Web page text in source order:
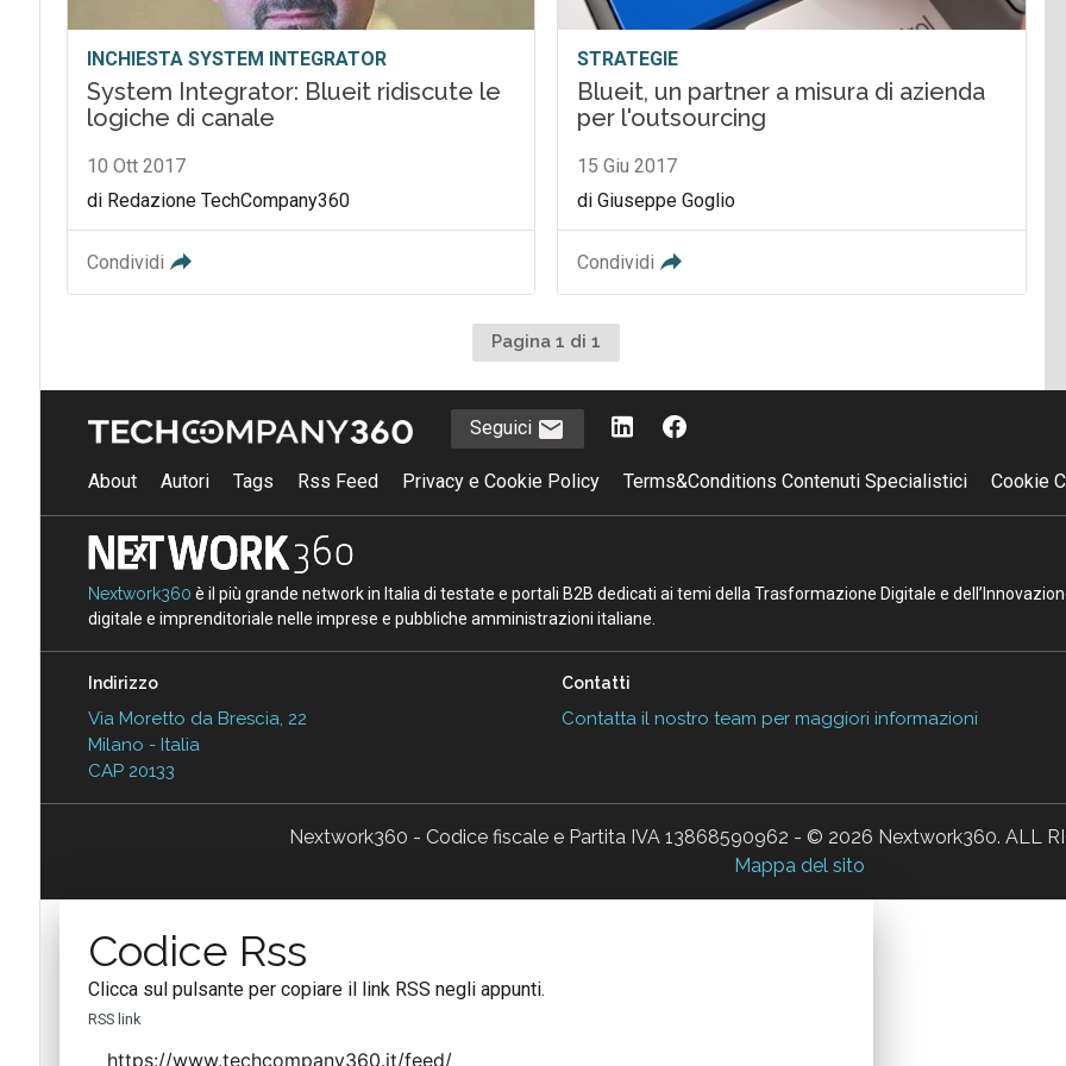
INCHIESTA SYSTEM INTEGRATOR
System Integrator: Blueit ridiscute le
logiche di canale
10 Ott 2017
di Redazione TechCompany360
Condividi
STRATEGIE
Blueit, un partner a misura di azienda
per l'outsourcing
15 Giu 2017
di Giuseppe Goglio
Condividi
Pagina 1 di 1
Seguici
About Autori Tags Rss Feed Privacy e Cookie Policy Terms&Conditions Contenuti Specialistici Cookie
Nextwork360 è il più grande network in Italia di testate e portali B2B dedicati ai temi della Trasformazione Digitale e
digitale e imprenditoriale nelle imprese e pubbliche amministrazioni italiane.
Indirizzo
Via Moretto da Brescia, 22
Milano - Italia
CAP 20133
Contatti
Contatta il nostro team per maggiori informazioni
Nextwork360 - Codice fiscale e Partita IVA 13868590962 - © 2026 Nextwork360. ALL
Mappa del sito
Codice Rss
Clicca sul pulsante per copiare il link RSS negli appunti.
RSS link